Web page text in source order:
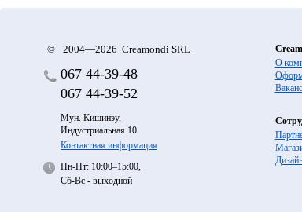
© 2004—2026 Creamondi SRL
067 44-39-48
067 44-39-52
Мун. Кишинэу,
Индустриальная 10
Контактная информация
Пн-Пт: 10:00–15:00,
Сб-Вс - выходной
О